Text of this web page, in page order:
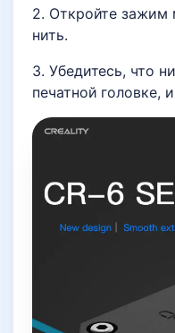
2. Откройте зажим
нить.
3. Убедитесь, что
печатной головке,